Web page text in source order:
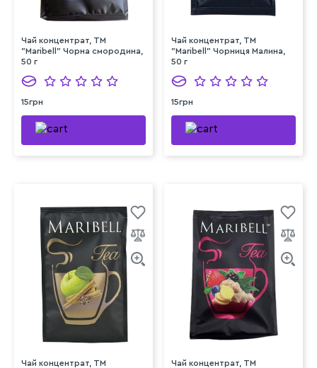
Чай концентрат, ТМ
"Maribell" Чорна смородина,
50 г
15грн
Чай концентрат, ТМ
"Maribell" Чорниця Малина,
50 г
15грн
Чай концентрат, ТМ
Чай концентрат, ТМ